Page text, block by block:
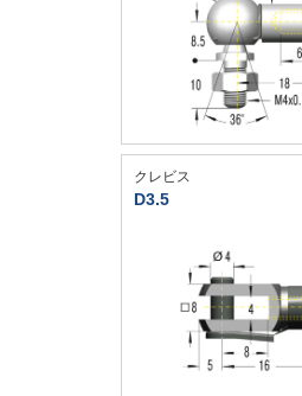
クレビス
D3.5